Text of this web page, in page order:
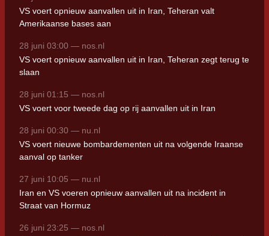
VS voert opnieuw aanvallen uit in Iran, Teheran valt
Amerikaanse bases aan
28 juni 03:00 — nos.nl
VS voert opnieuw aanvallen uit in Iran, Teheran zegt terug te
slaan
28 juni 01:15 — nos.nl
VS voert voor tweede dag op rij aanvallen uit in Iran
28 juni 00:30 — nu.nl
VS voert nieuwe bombardementen uit na volgende Iraanse
aanval op tanker
27 juni 10:05 — nu.nl
Iran en VS voeren opnieuw aanvallen uit na incident in
Straat van Hormuz
26 juni 23:25 — nos.nl